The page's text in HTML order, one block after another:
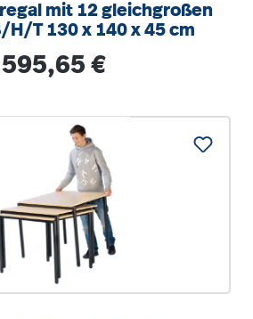
mit 12 gleichgroßen
H/T 130 x 140 x 45 cm
Regulärer Preis:
595,65 €